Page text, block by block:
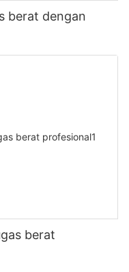
berat dengan
berat